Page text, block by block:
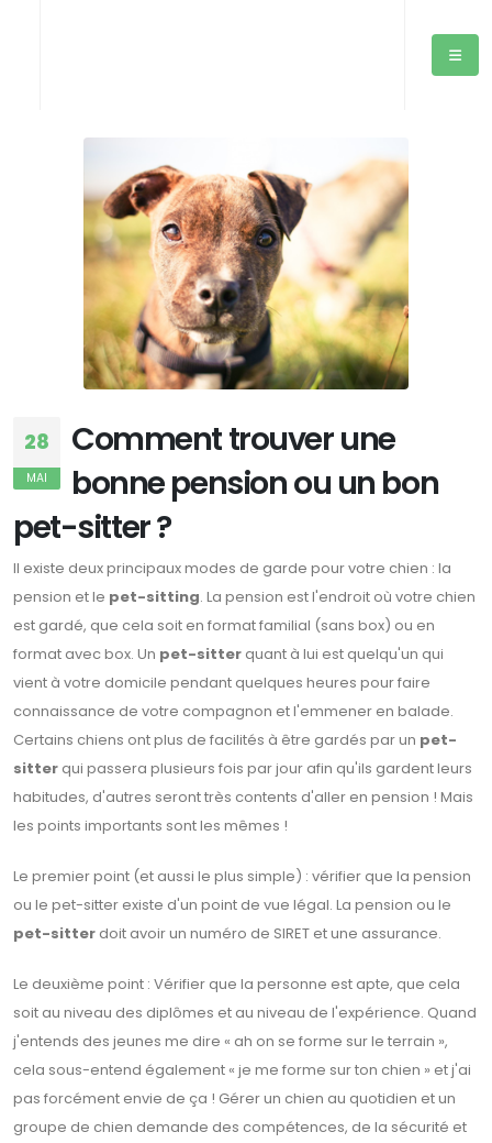
28
MAI
Comment trouver une
bonne pension ou un bon
pet-sitter ?
Il existe deux principaux modes de garde pour votre chien : la
pension et le pet-sitting. La pension est l'endroit où votre chien
est gardé, que cela soit en format familial (sans box) ou en
format avec box. Un pet-sitter quant à lui est quelqu'un qui
vient à votre domicile pendant quelques heures pour faire
connaissance de votre compagnon et l'emmener en balade.
Certains chiens ont plus de facilités à être gardés par un pet-
sitter qui passera plusieurs fois par jour afin qu'ils gardent leurs
habitudes, d'autres seront très contents d'aller en pension ! Mais
les points importants sont les mêmes !
Le premier point (et aussi le plus simple) : vérifier que la pension
ou le pet-sitter existe d'un point de vue légal. La pension ou le
pet-sitter doit avoir un numéro de SIRET et une assurance.
Le deuxième point : Vérifier que la personne est apte, que cela
soit au niveau des diplômes et au niveau de l'expérience. Quand
j'entends des jeunes me dire « ah on se forme sur le terrain »,
cela sous-entend également « je me forme sur ton chien » et j'ai
pas forcément envie de ça ! Gérer un chien au quotidien et un
groupe de chien demande des compétences, de la sécurité et